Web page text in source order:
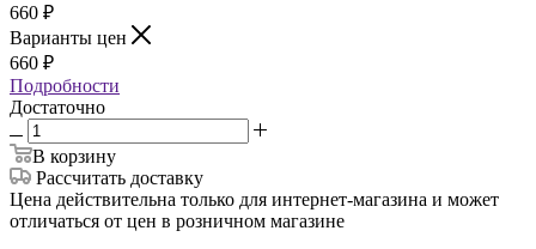
660 ₽
Варианты цен
660 ₽
Подробности
Достаточно
В корзину
Рассчитать доставку
Цена действительна только для интернет-магазина и может
отличаться от цен в розничном магазине